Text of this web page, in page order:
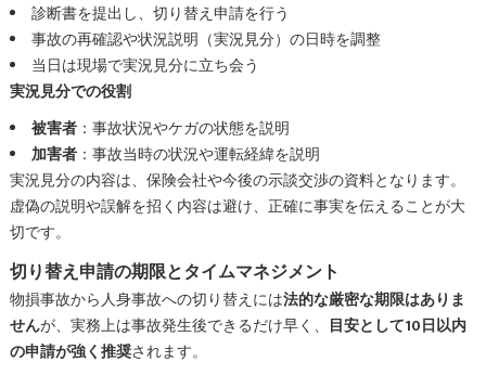
診断書を提出し、切り替え申請を行う
事故の再確認や状況説明（実況見分）の日時を調整
当日は現場で実況見分に立ち会う
実況見分での役割
被害者：事故状況やケガの状態を説明
加害者：事故当時の状況や運転経緯を説明
実況見分の内容は、保険会社や今後の示談交渉の資料となります。
虚偽の説明や誤解を招く内容は避け、正確に事実を伝えることが大
切です。
切り替え申請の期限とタイムマネジメント
物損事故から人身事故への切り替えには法的な厳密な期限はありま
せんが、実務上は事故発生後できるだけ早く、 目安として10日以内
の申請が強く推奨されます。